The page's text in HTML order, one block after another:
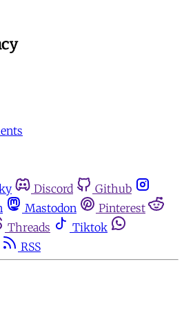
Discord
Github
Mastodon
Pinterest
Threads
Tiktok
RSS